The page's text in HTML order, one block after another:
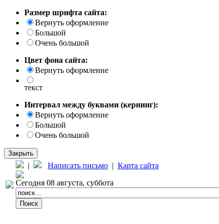
Размер шрифта сайта:
Вернуть оформление
Большой
Очень большой
Цвет фона сайта:
Вернуть оформление
текст
Интервал между буквами (кернинг):
Вернуть оформление
Большой
Очень большой
Закрыть
| Написать письмо | Карта сайта
Сегодня 08 августа, суббота